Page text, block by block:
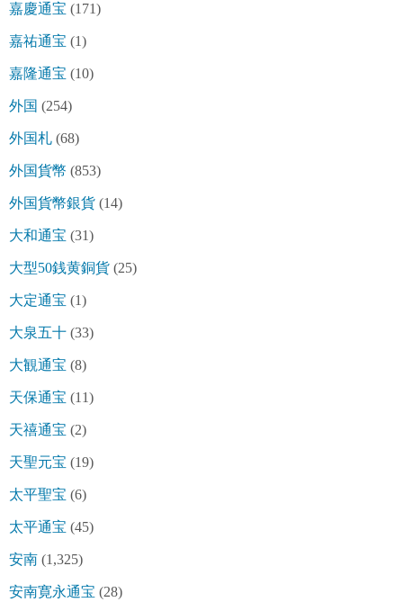
嘉慶通宝 (171)
嘉祐通宝 (1)
嘉隆通宝 (10)
外国 (254)
外国札 (68)
外国貨幣 (853)
外国貨幣銀貨 (14)
大和通宝 (31)
大型50銭黄銅貨 (25)
大定通宝 (1)
大泉五十 (33)
大観通宝 (8)
天保通宝 (11)
天禧通宝 (2)
天聖元宝 (19)
太平聖宝 (6)
太平通宝 (45)
安南 (1,325)
安南寛永通宝 (28)